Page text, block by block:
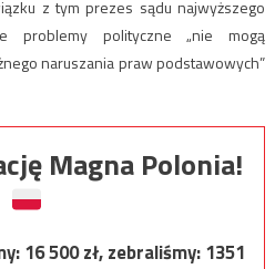
z tym prezes sądu najwyższego
problemy polityczne „nie mogą
naruszania praw podstawowych”
Magna Polonia!
16 500zł, zebraliśmy:1351